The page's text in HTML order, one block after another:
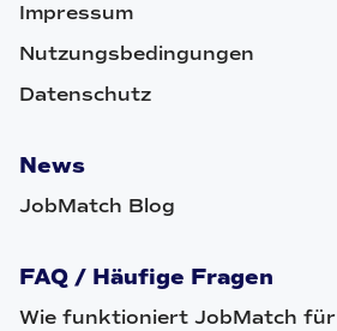
Impressum
Nutzungsbedingungen
Datenschutz
News
JobMatch Blog
FAQ / Häufige Fragen
Wie funktioniert JobMatch für